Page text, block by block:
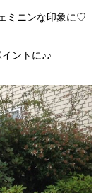
ミニンな印象に♡
ントに♪♪